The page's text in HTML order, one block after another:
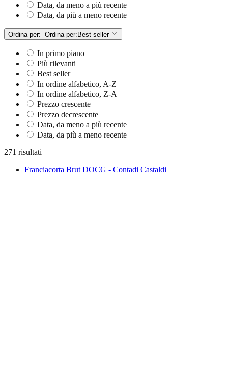
Data, da meno a più recente
Data, da più a meno recente
Ordina per: Ordina per: Best seller
In primo piano
Più rilevanti
Best seller
In ordine alfabetico, A-Z
In ordine alfabetico, Z-A
Prezzo crescente
Prezzo decrescente
Data, da meno a più recente
Data, da più a meno recente
271 risultati
Franciacorta Brut DOCG - Contadi Castaldi